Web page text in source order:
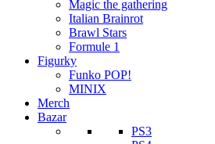
Magic the gathering
Italian Brainrot
Brawl Stars
Formule 1
Figurky
Funko POP!
MINIX
Merch
Bazar
PS3